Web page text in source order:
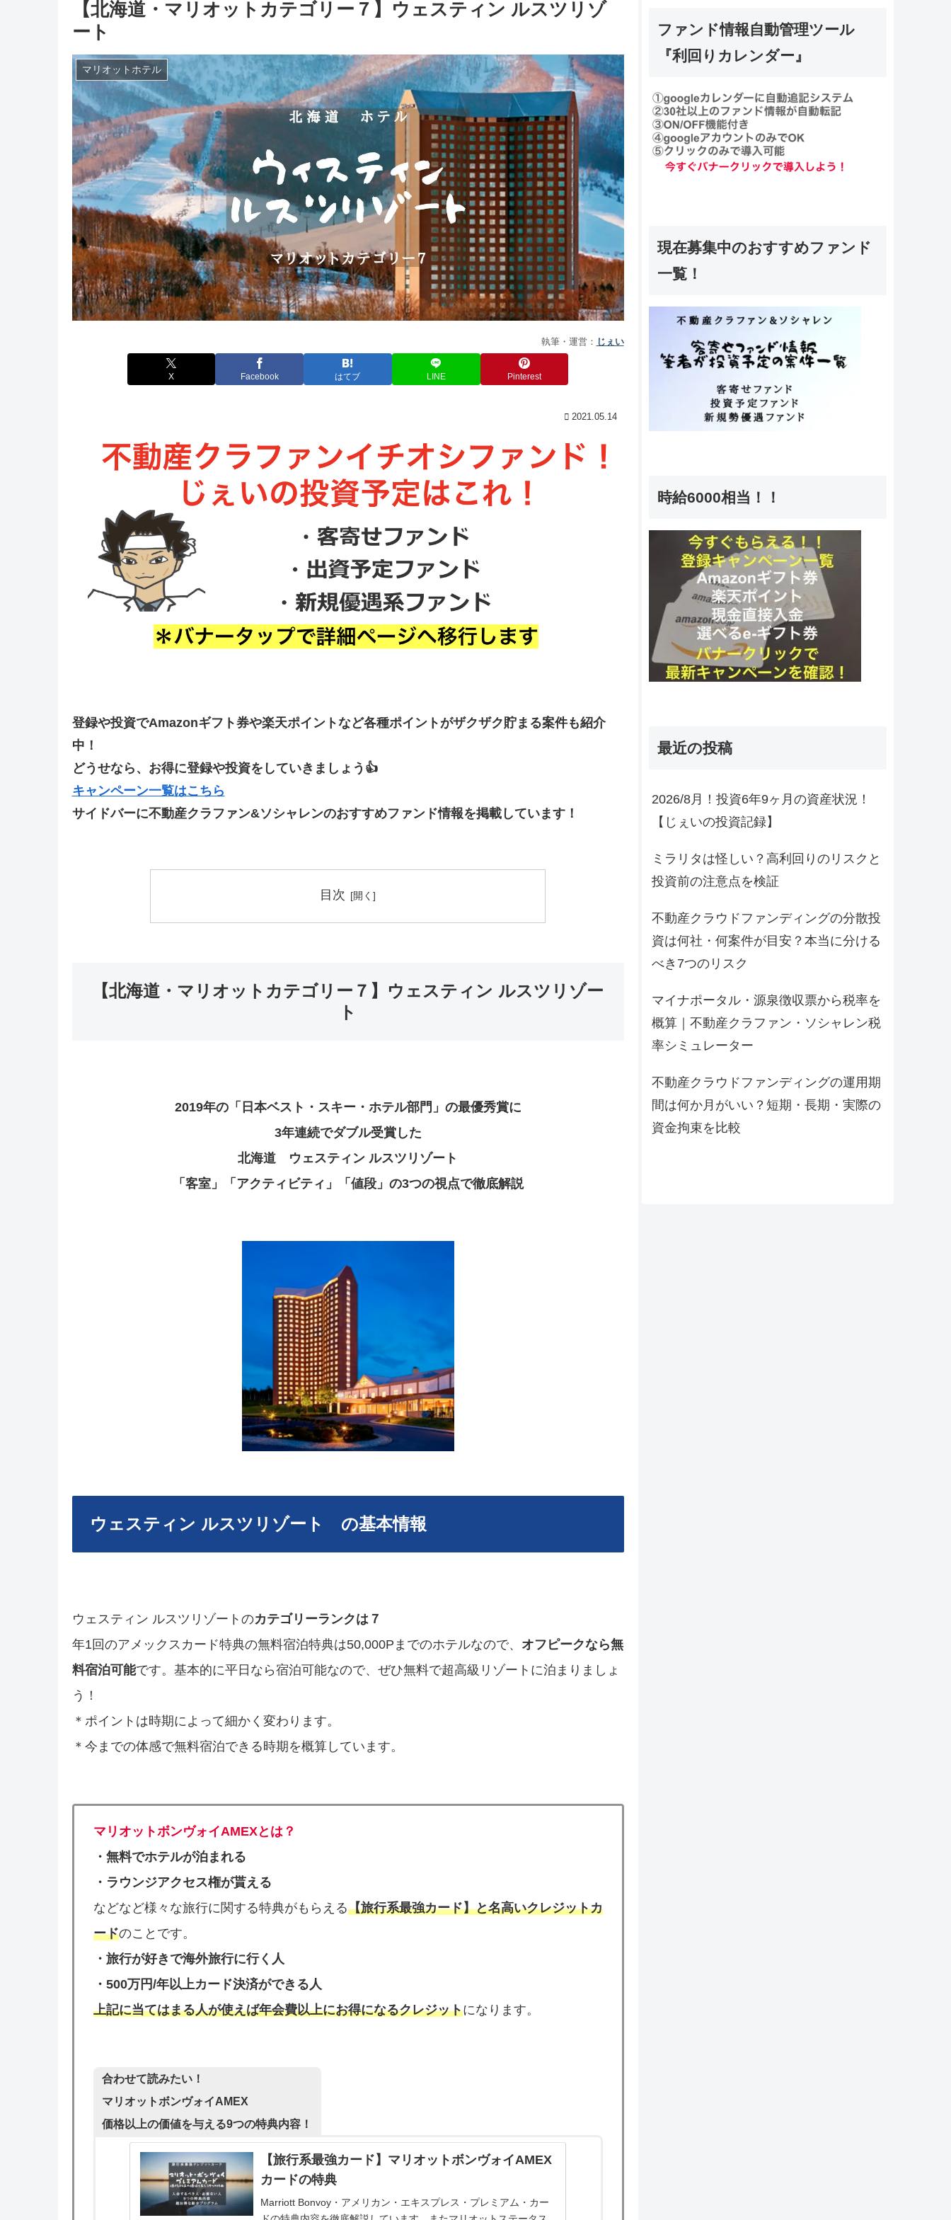
【北海道・マリオットカテゴリー７】ウェスティン ルスツリゾ
ート
マリオットホテル
執筆・運営： じぇい
X Facebook はてブ LINE Pinterest
2021.05.14
登録や投資でAmazonギフト券や楽天ポイントなど各種ポイントがザクザク貯まる案件も紹介
中！
どうせなら、お得に登録や投資をしていきましょう👍
キャンペーン一覧はこちら
サイドバーに不動産クラファン&ソシャレンのおすすめファンド情報を掲載しています！
目次
【北海道・マリオットカテゴリー７】ウェスティン ルスツリゾー
ト
2019年の「日本ベスト・スキー・ホテル部門」の最優秀賞に
3年連続でダブル受賞した
北海道 ウェスティン ルスツリゾート
「客室」「アクティビティ」「値段」の3つの視点で徹底解説
ウェスティン ルスツリゾート の基本情報
ウェスティン ルスツリゾートのカテゴリーランクは７
年1回のアメックスカード特典の無料宿泊特典は50,000Pまでのホテルなので、 オフピークなら無
料宿泊可能です。基本的に平日なら宿泊可能なので、ぜひ無料で超高級リゾートに泊まりましょ
う！
＊ポイントは時期によって細かく変わります。
＊今までの体感で無料宿泊できる時期を概算しています。
マリオットボンヴォイAMEXとは？
・無料でホテルが泊まれる
・ラウンジアクセス権が貰える
などなど様々な旅行に関する特典がもらえる【旅行系最強カード】と名高いクレジットカ
ードのことです。
・ 旅行が好きで海外旅行に行く人
・ 500万円/年以上カード決済ができる人
上記に当てはまる人が使えば年会費以上にお得になるクレジットになります。
合わせて読みたい！
マリオットボンヴォイAMEX
価格以上の価値を与える9つの特典内容！
【旅行系最強カード】マリオットボンヴォイAMEX
カードの特典
Marriott Bonvoy・アメリカン・エキスプレス・プレミアム・カー
ファンド情報自動管理ツール
『利回りカレンダー』
現在募集中のおすすめファンド
一覧！
時給6000相当！！
最近の投稿
2026/8月！投資6年9ヶ月の資産状況！
【じぇいの投資記録】
ミラリタは怪しい？高利回りのリスクと
投資前の注意点を検証
不動産クラウドファンディングの分散投
資は何社・何案件が目安？本当に分ける
べき7つのリスク
マイナポータル・源泉徴収票から税率を
概算｜不動産クラファン・ソシャレン税
率シミュレーター
不動産クラウドファンディングの運用期
間は何か月がいい？短期・長期・実際の
資金拘束を比較